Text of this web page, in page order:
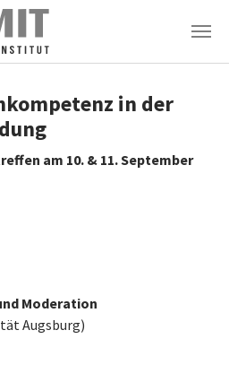
in der
am 10. & 11. September
Moderation
Augsburg)